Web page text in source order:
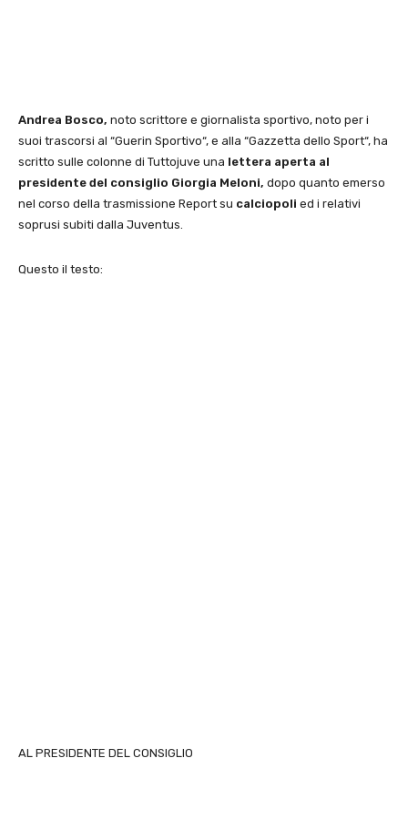
Andrea Bosco, noto scrittore e giornalista sportivo, noto per i
suoi trascorsi al “Guerin Sportivo“, e alla “Gazzetta dello Sport“, ha
scritto sulle colonne di Tuttojuve una lettera aperta al
presidente del consiglio Giorgia Meloni, dopo quanto emerso
nel corso della trasmissione Report su calciopoli ed i relativi
soprusi subiti dalla Juventus.
Questo il testo:
AL PRESIDENTE DEL CONSIGLIO